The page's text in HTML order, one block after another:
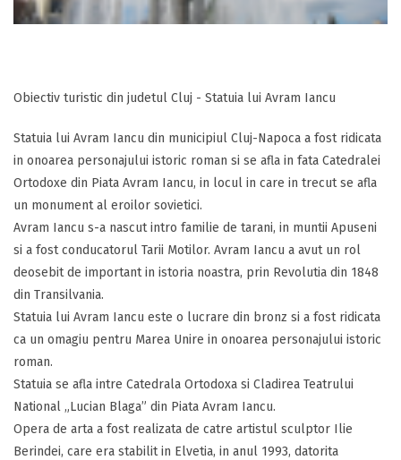
Obiectiv turistic din judetul Cluj - Statuia lui Avram Iancu
Statuia lui Avram Iancu din municipiul Cluj-Napoca a fost ridicata
in onoarea personajului istoric roman si se afla in fata Catedralei
Ortodoxe din Piata Avram Iancu, in locul in care in trecut se afla
un monument al eroilor sovietici.
Avram Iancu s-a nascut intro familie de tarani, in muntii Apuseni
si a fost conducatorul Tarii Motilor. Avram Iancu a avut un rol
deosebit de important in istoria noastra, prin Revolutia din 1848
din Transilvania.
Statuia lui Avram Iancu este o lucrare din bronz si a fost ridicata
ca un omagiu pentru Marea Unire in onoarea personajului istoric
roman.
Statuia se afla intre Catedrala Ortodoxa si Cladirea Teatrului
National „Lucian Blaga” din Piata Avram Iancu.
Opera de arta a fost realizata de catre artistul sculptor Ilie
Berindei, care era stabilit in Elvetia, in anul 1993, datorita